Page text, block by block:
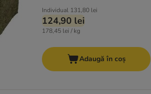
Individual 131,80 lei
124,90 lei
178,45 lei / kg
Adaugă în coș